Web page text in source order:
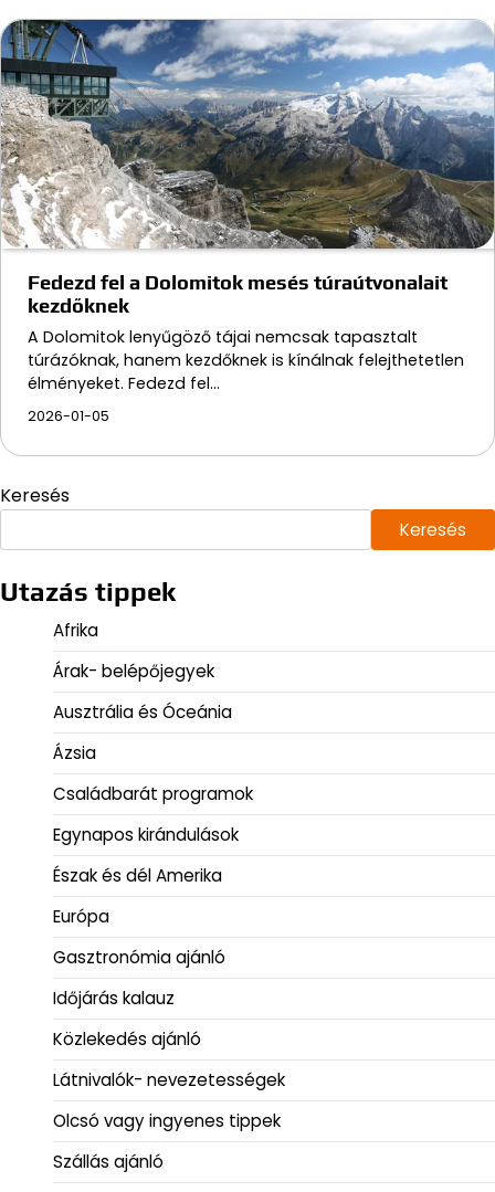
Fedezd fel a Dolomitok mesés túraútvonalait
kezdőknek
A Dolomitok lenyűgöző tájai nemcsak tapasztalt
túrázóknak, hanem kezdőknek is kínálnak felejthetetlen
élményeket. Fedezd fel…
2026-01-05
Keresés
Keresés
Utazás tippek
Afrika
Árak- belépőjegyek
Ausztrália és Óceánia
Ázsia
Családbarát programok
Egynapos kirándulások
Észak és dél Amerika
Európa
Gasztronómia ajánló
Időjárás kalauz
Közlekedés ajánló
Látnivalók- nevezetességek
Olcsó vagy ingyenes tippek
Szállás ajánló